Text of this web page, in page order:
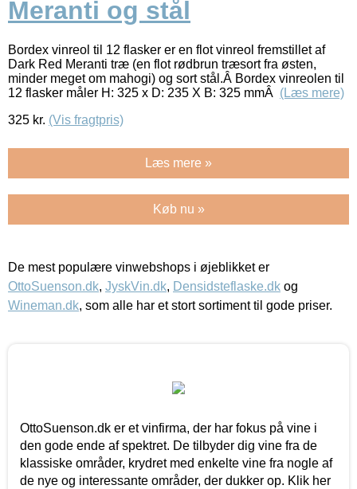
Meranti og stål
Bordex vinreol til 12 flasker er en flot vinreol fremstillet af
Dark Red Meranti træ (en flot rødbrun træsort fra østen,
minder meget om mahogi) og sort stål.Â Bordex vinreolen til
12 flasker måler H: 325 x D: 235 X B: 325 mmÂ (Læs mere)
325 kr. (Vis fragtpris)
Læs mere »
Køb nu »
De mest populære vinwebshops i øjeblikket er
OttoSuenson.dk, JyskVin.dk, Densidsteflaske.dk og
Wineman.dk, som alle har et stort sortiment til gode priser.
OttoSuenson.dk er et vinfirma, der har fokus på vine i
den gode ende af spektret. De tilbyder dig vine fra de
klassiske områder, krydret med enkelte vine fra nogle af
de nye og interessante områder, der dukker op. Klik her